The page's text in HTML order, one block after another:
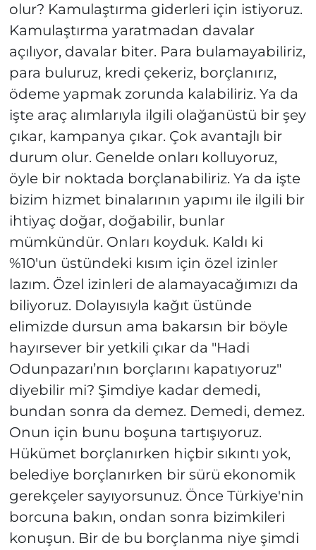
olur? Kamulaştırma giderleri için istiyoruz.
Kamulaştırma yaratmadan davalar
açılıyor, davalar biter. Para bulamayabiliriz,
para buluruz, kredi çekeriz, borçlanırız,
ödeme yapmak zorunda kalabiliriz. Ya da
işte araç alımlarıyla ilgili olağanüstü bir şey
çıkar, kampanya çıkar. Çok avantajlı bir
durum olur. Genelde onları kolluyoruz,
öyle bir noktada borçlanabiliriz. Ya da işte
bizim hizmet binalarının yapımı ile ilgili bir
ihtiyaç doğar, doğabilir, bunlar
mümkündür. Onları koyduk. Kaldı ki
%10'un üstündeki kısım için özel izinler
lazım. Özel izinleri de alamayacağımızı da
biliyoruz. Dolayısıyla kağıt üstünde
elimizde dursun ama bakarsın bir böyle
hayırsever bir yetkili çıkar da "Hadi
Odunpazarı’nın borçlarını kapatıyoruz"
diyebilir mi? Şimdiye kadar demedi,
bundan sonra da demez. Demedi, demez.
Onun için bunu boşuna tartışıyoruz.
Hükümet borçlanırken hiçbir sıkıntı yok,
belediye borçlanırken bir sürü ekonomik
gerekçeler sayıyorsunuz. Önce Türkiye'nin
borcuna bakın, ondan sonra bizimkileri
konuşun. Bir de bu borçlanma niye şimdi